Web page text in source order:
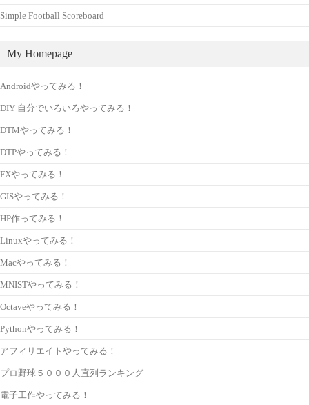
Simple Football Scoreboard
My Homepage
Androidやってみる！
DIY 自分でいろいろやってみる！
DTMやってみる！
DTPやってみる！
FXやってみる！
GISやってみる！
HP作ってみる！
Linuxやってみる！
Macやってみる！
MNISTやってみる！
Octaveやってみる！
Pythonやってみる！
アフィリエイトやってみる！
プロ野球５０００人直列ランキング
電子工作やってみる！